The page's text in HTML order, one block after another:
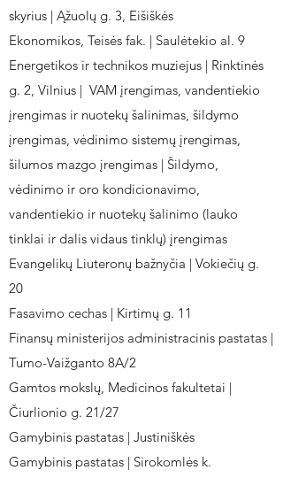
skyrius | Ąžuolų g. 3, Eišiškės
Ekonomikos, Teisės fak. | Saulėtekio al. 9
Energetikos ir technikos muziejus | Rinktinės
g. 2, Vilnius | VAM įrengimas, vandentiekio
įrengimas ir nuotekų šalinimas, šildymo
įrengimas, vėdinimo sistemų įrengimas,
šilumos mazgo įrengimas | Šildymo,
vėdinimo ir oro kondicionavimo,
vandentiekio ir nuotekų šalinimo (lauko
tinklai ir dalis vidaus tinklų) įrengimas
Evangelikų Liuteronų bažnyčia | Vokiečių g.
20
Fasavimo cechas | Kirtimų g. 11
Finansų ministerijos administracinis pastatas |
Tumo-Vaižganto 8A/2
Gamtos mokslų, Medicinos fakultetai |
Čiurlionio g. 21/27
Gamybinis pastatas | Justiniškės
Gamybinis pastatas | Sirokomlės k.